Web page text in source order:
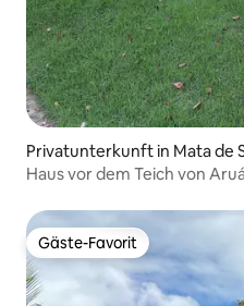
Privatunterkunft in Mata de
Haus vor dem Teich von
Gäste-Favorit
Gäste-Favorit